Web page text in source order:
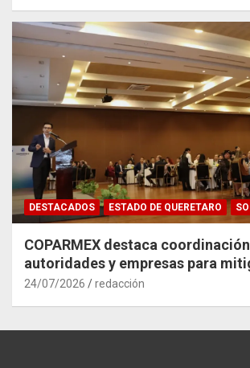
DESTACADOS ESTADO DE QUERETARO
COPARMEX destaca
autoridades y empresas para
impacto del Tren
24/07/2026 redacción